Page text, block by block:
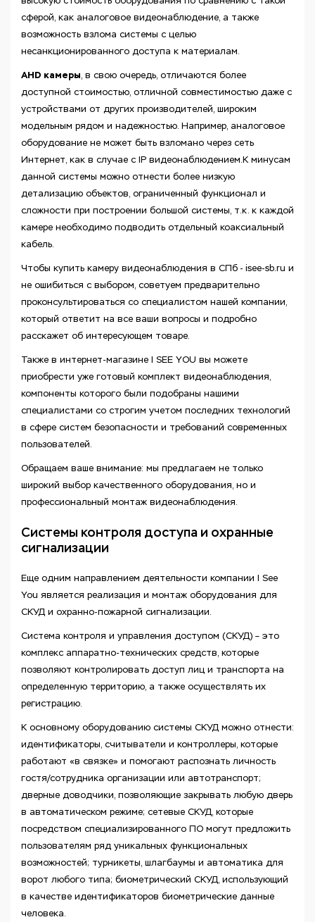
сферой, как аналоговое видеонаблюдение, а также
возможность взлома системы с целью
несанкционированного доступа к материалам.
AHD камеры, в свою очередь, отличаются более
доступной стоимостью, отличной совместимостью даже с
устройствами от других производителей, широким
модельным рядом и надежностью. Например, аналоговое
оборудование не может быть взломано через сеть
Интернет, как в случае с IP видеонаблюдением.К минусам
данной системы можно отнести более низкую
детализацию объектов, ограниченный функционал и
сложности при построении большой системы, т.к. к каждой
камере необходимо подводить отдельный коаксиальный
кабель.
Чтобы купить камеру видеонаблюдения в СПб - isee-sb.ru и
не ошибиться с выбором, советуем предварительно
проконсультироваться со специалистом нашей компании,
который ответит на все ваши вопросы и подробно
расскажет об интересующем товаре.
Также в интернет-магазине I SEE YOU вы можете
приобрести уже готовый комплект видеонаблюдения,
компоненты которого были подобраны нашими
специалистами со строгим учетом последних технологий
в сфере систем безопасности и требований современных
пользователей.
Обращаем ваше внимание: мы предлагаем не только
широкий выбор качественного оборудования, но и
профессиональный монтаж видеонаблюдения.
Системы контроля доступа и охранные
сигнализации
Еще одним направлением деятельности компании I See
You является реализация и монтаж оборудования для
СКУД и охранно-пожарной сигнализации.
Система контроля и управления доступом (СКУД) – это
комплекс аппаратно-технических средств, которые
позволяют контролировать доступ лиц и транспорта на
определенную территорию, а также осуществлять их
регистрацию.
К основному оборудованию системы СКУД можно отнести:
идентификаторы, считыватели и контроллеры, которые
работают «в связке» и помогают распознать личность
гостя/сотрудника организации или автотранспорт;
дверные доводчики, позволяющие закрывать любую дверь
в автоматическом режиме; сетевые СКУД, которые
посредством специализированного ПО могут предложить
пользователям ряд уникальных функциональных
возможностей; турникеты, шлагбаумы и автоматика для
ворот любого типа; биометрический СКУД, использующий
в качестве идентификаторов биометрические данные
человека.